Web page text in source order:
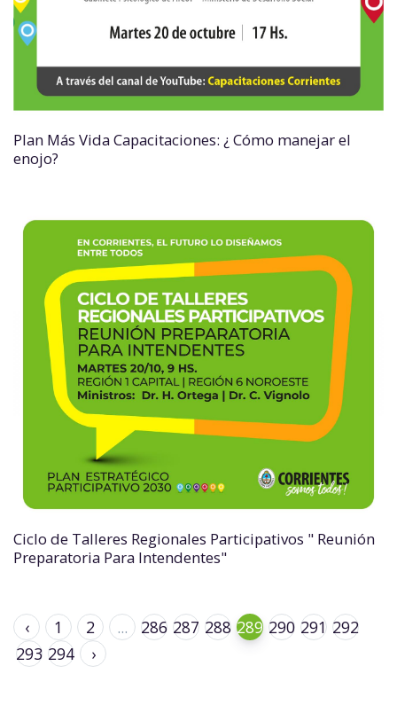
Plan Más Vida Capacitaciones: ¿ Cómo manejar el
enojo?
Ciclo de Talleres Regionales Participativos " Reunión
Preparatoria Para Intendentes"
‹ 1 2 ... 286 287 288 289 290 291 292
293 294 ›